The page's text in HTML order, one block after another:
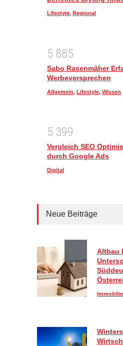
Lifestyle, Regional
5 885
Sabo Rasenmäher
Werbeversprechen
Allgemein, Lifestyle, Wissen
5 399
Vergleich SEO
durch Google Ads
Digital
Neue Beiträge
Altbau